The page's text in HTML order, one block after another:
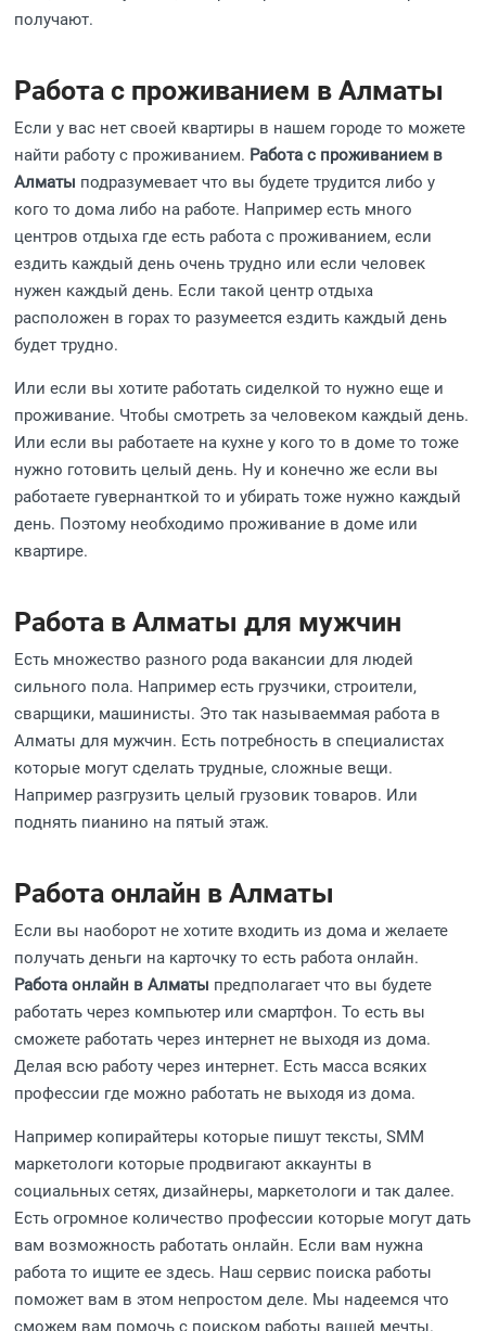
получают.
Работа с проживанием в Алматы
Если у вас нет своей квартиры в нашем городе то можете
найти работу с проживанием. Работа с проживанием в
Алматы подразумевает что вы будете трудится либо у
кого то дома либо на работе. Например есть много
центров отдыха где есть работа с проживанием, если
ездить каждый день очень трудно или если человек
нужен каждый день. Если такой центр отдыха
расположен в горах то разумеется ездить каждый день
будет трудно.
Или если вы хотите работать сиделкой то нужно еще и
проживание. Чтобы смотреть за человеком каждый день.
Или если вы работаете на кухне у кого то в доме то тоже
нужно готовить целый день. Ну и конечно же если вы
работаете гувернанткой то и убирать тоже нужно каждый
день. Поэтому необходимо проживание в доме или
квартире.
Работа в Алматы для мужчин
Есть множество разного рода вакансии для людей
сильного пола. Например есть грузчики, строители,
сварщики, машинисты. Это так называеммая работа в
Алматы для мужчин. Есть потребность в специалистах
которые могут сделать трудные, сложные вещи.
Например разгрузить целый грузовик товаров. Или
поднять пианино на пятый этаж.
Работа онлайн в Алматы
Если вы наоборот не хотите входить из дома и желаете
получать деньги на карточку то есть работа онлайн.
Работа онлайн в Алматы предполагает что вы будете
работать через компьютер или смартфон. То есть вы
сможете работать через интернет не выходя из дома.
Делая всю работу через интернет. Есть масса всяких
профессии где можно работать не выходя из дома.
Например копирайтеры которые пишут тексты, SMM
маркетологи которые продвигают аккаунты в
социальных сетях, дизайнеры, маркетологи и так далее.
Есть огромное количество профессии которые могут дать
вам возможность работать онлайн. Если вам нужна
работа то ищите ее здесь. Наш сервис поиска работы
поможет вам в этом непростом деле. Мы надеемся что
сможем вам помочь с поиском работы вашей мечты.